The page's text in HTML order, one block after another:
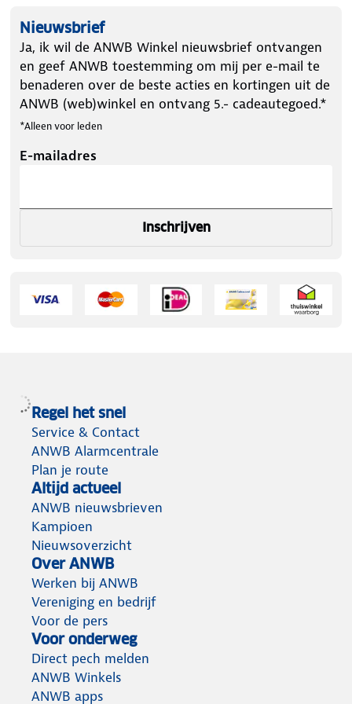
Nieuwsbrief
Ja, ik wil de ANWB Winkel nieuwsbrief ontvangen
en geef ANWB toestemming om mij per e-mail te
benaderen over de beste acties en kortingen uit de
ANWB (web)winkel en ontvang 5.- cadeautegoed.*
*Alleen voor leden
E-mailadres
Inschrijven
Regel het snel
Service & Contact
ANWB Alarmcentrale
Plan je route
Altijd actueel
ANWB nieuwsbrieven
Kampioen
Nieuwsoverzicht
Over ANWB
Werken bij ANWB
Vereniging en bedrijf
Voor de pers
Voor onderweg
Direct pech melden
ANWB Winkels
ANWB apps